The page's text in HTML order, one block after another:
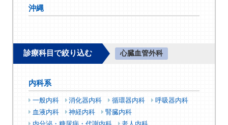
沖縄
診療科目で絞り込む 心臓血管外科
内科系
一般内科 消化器内科 循環器内科
呼吸器内科
血液内科
神経内科
腎臓内科